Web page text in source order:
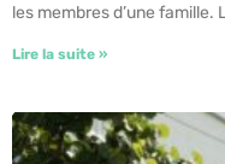
les membres d’une famille.
Lire la suite »